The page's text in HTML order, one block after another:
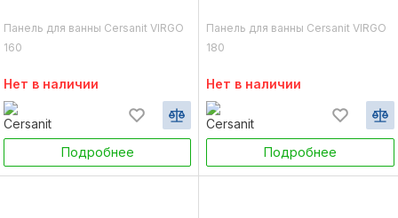
Панель для ванны Cersanit VIRGO
160
Нет в наличии
Подробнее
Панель для ванны Cersanit VIRGO
180
Нет в наличии
Подробнее